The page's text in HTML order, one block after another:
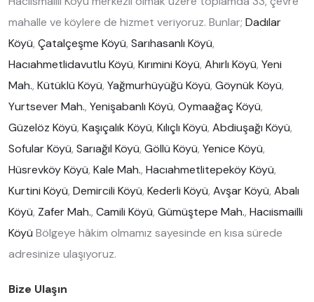
mahalle ve köylere de hizmet veriyoruz. Bunlar; Dadılar
Köyü, Çatalçeşme Köyü, Sarıhasanlı Köyü,
Hacıahmetlidavutlu Köyü, Kırımini Köyü, Ahırlı Köyü, Yeni
Mah., Kütüklü Köyü, Yağmurhüyüğü Köyü, Göynük Köyü,
Yurtsever Mah., Yenişabanlı Köyü, Oymaağaç Köyü,
Güzelöz Köyü, Kaşıçalık Köyü, Kılıçlı Köyü, Abdiuşağı Köyü,
Sofular Köyü, Sarıağıl Köyü, Göllü Köyü, Yenice Köyü,
Hüsrevköy Köyü, Kale Mah., Hacıahmetlitepeköy Köyü,
Kurtini Köyü, Demircili Köyü, Kederli Köyü, Avşar Köyü, Abalı
Köyü, Zafer Mah., Camili Köyü, Gümüştepe Mah., Hacıismailli
Köyü Bölgeye hâkim olmamız sayesinde en kısa sürede
adresinize ulaşıyoruz.
Bize Ulaşın